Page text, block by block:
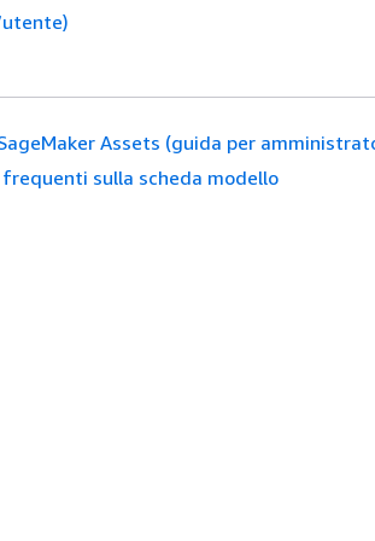
Assets (guida per
frequenti sulla scheda modello